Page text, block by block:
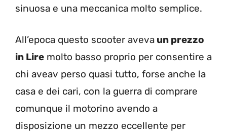
sinuosa e una meccanica molto semplice.
All’epoca questo scooter aveva un prezzo
in Lire molto basso proprio per consentire a
chi aveav perso quasi tutto, forse anche la
casa e dei cari, con la guerra di comprare
comunque il motorino avendo a
disposizione un mezzo eccellente per